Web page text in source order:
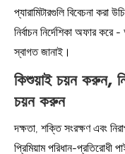
প্যারামিটারগুলি বিবেচনা
নির্বাচন নির্দেশিকা অফার
স্বাগত জানাই।
কিশুয়াই চয়ন করুন,
চয়ন করুন
দক্ষতা, শক্তি সংরক্ষণ এবং
প্রিমিয়াম পরিধান-প্রতিরোধী